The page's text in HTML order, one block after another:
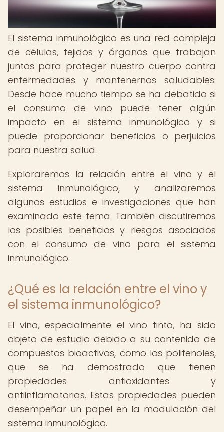
El sistema inmunológico es una red compleja
de células, tejidos y órganos que trabajan
juntos para proteger nuestro cuerpo contra
enfermedades y mantenernos saludables.
Desde hace mucho tiempo se ha debatido si
el consumo de vino puede tener algún
impacto en el sistema inmunológico y si
puede proporcionar beneficios o perjuicios
para nuestra salud.
Exploraremos la relación entre el vino y el
sistema inmunológico, y analizaremos
algunos estudios e investigaciones que han
examinado este tema. También discutiremos
los posibles beneficios y riesgos asociados
con el consumo de vino para el sistema
inmunológico.
¿Qué es la relación entre el vino y
el sistema inmunológico?
El vino, especialmente el vino tinto, ha sido
objeto de estudio debido a su contenido de
compuestos bioactivos, como los polifenoles,
que se ha demostrado que tienen
propiedades antioxidantes y
antiinflamatorias. Estas propiedades pueden
desempeñar un papel en la modulación del
sistema inmunológico.